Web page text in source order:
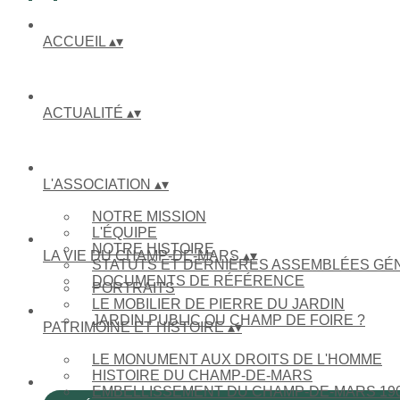
ACCUEIL ▴▾
ACTUALITÉ ▴▾
L'ASSOCIATION ▴▾
NOTRE MISSION
L'ÉQUIPE
NOTRE HISTOIRE
STATUTS ET DERNIÈRES ASSEMBLÉES
DOCUMENTS DE RÉFÉRENCE
LA VIE DU CHAMP-DE-MARS▴▾
PORTRAITS
LE MOBILIER DE PIERRE DU JARDIN
JARDIN PUBLIC OU CHAMP DE FOIRE ?
PATRIMOINE ET HISTOIRE▴▾
LE MONUMENT AUX DROITS DE L'HOMME
HISTOIRE DU CHAMP-DE-MARS
EMBELLISSEMENT DU CHAMP-DE-MARS